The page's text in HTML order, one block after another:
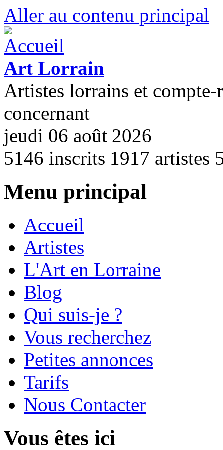
Aller au contenu principal
Art Lorrain
Artistes lorrains et compte-
concernant
jeudi 06 août 2026
5146 inscrits 1917 artistes
Menu principal
Accueil
Artistes
L'Art en Lorraine
Blog
Qui suis-je ?
Vous recherchez
Petites annonces
Tarifs
Nous Contacter
Vous êtes ici